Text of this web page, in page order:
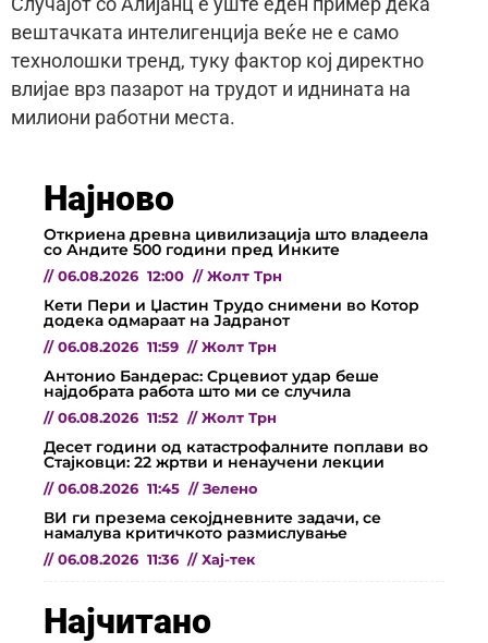
Случајот со Алијанц е уште еден пример дека
вештачката интелигенција веќе не е само
технолошки тренд, туку фактор кој директно
влијае врз пазарот на трудот и иднината на
милиони работни места.
Најново
Откриена древна цивилизација што владеела
со Андите 500 години пред Инките
// 06.08.2026 12:00 // Жолт Трн
Кети Пери и Џастин Трудо снимени во Котор
додека одмараат на Јадранот
// 06.08.2026 11:59 // Жолт Трн
Антонио Бандерас: Срцевиот удар беше
најдобрата работа што ми се случила
// 06.08.2026 11:52 // Жолт Трн
Десет години од катастрофалните поплави во
Стајковци: 22 жртви и ненаучени лекции
// 06.08.2026 11:45 // Зелено
ВИ ги презема секојдневните задачи, се
намалува критичкото размислување
// 06.08.2026 11:36 // Хај-тек
Најчитано